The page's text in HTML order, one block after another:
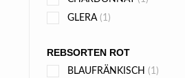
GLERA (1)
REBSORTEN ROT
BLAUFRÄNKISCH (1)